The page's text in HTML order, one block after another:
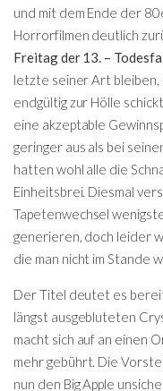
und mit dem Ende der
Horrorfilmen deutlich
Freitag der 13. –
letzte seiner Art bleiben,
endgültig zur Hölle
eine akzeptable
geringer aus als bei
hatten wohl alle die
Einheitsbrei. Diesmal
Tapetenwechsel
generieren, doch leider
die man nicht im Stande
Der Titel deutet es
längst ausgebluteten
macht sich auf an einen
mehr gebührt. Die
nun den Big Apple